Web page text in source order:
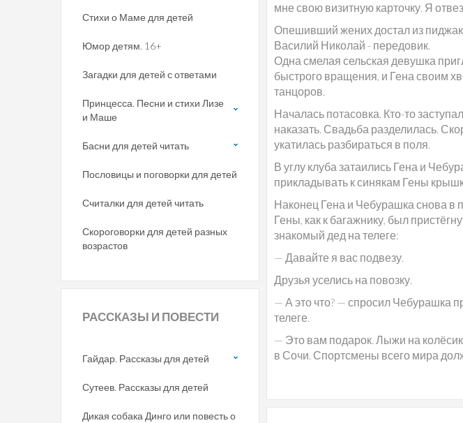
мне свою визитную карточку. Я
Опешивший жених достал из
Василий Николай - передовик.
Одна смелая сельская девушка
быстрого вращения, и Гена своим
танцоров.
Началась потасовка. Кто-то
наказать. Свадьба разделилась.
укатилась разбираться в поля.
В углу клуба затаились Гена и
прикладывать к синякам Гены
Наконец Гена и Чебурашка снова в
Гены, как к багажнику, был
знакомый дед на телеге:
— Давайте я вас подвезу.
Друзья уселись на повозку.
— А это что? — спросил Чебурашка
телеге.
— Это вам подарок. Лыжи на
в Сочи. Спортсмены всего мира
Стихи о Маме для детей
Юмор детям. 16+
Загадки для детей с ответами
Принцесса. Песни и стихи Лизе
и Маше
Басни для детей читать
Пословицы и поговорки для детей
Считалки для детей читать
Скороговорки для детей разных
возрастов
РАССКАЗЫ И ПОВЕСТИ
Гайдар. Рассказы для детей
Сутеев. Рассказы для детей
Дикая собака Динго или повесть о